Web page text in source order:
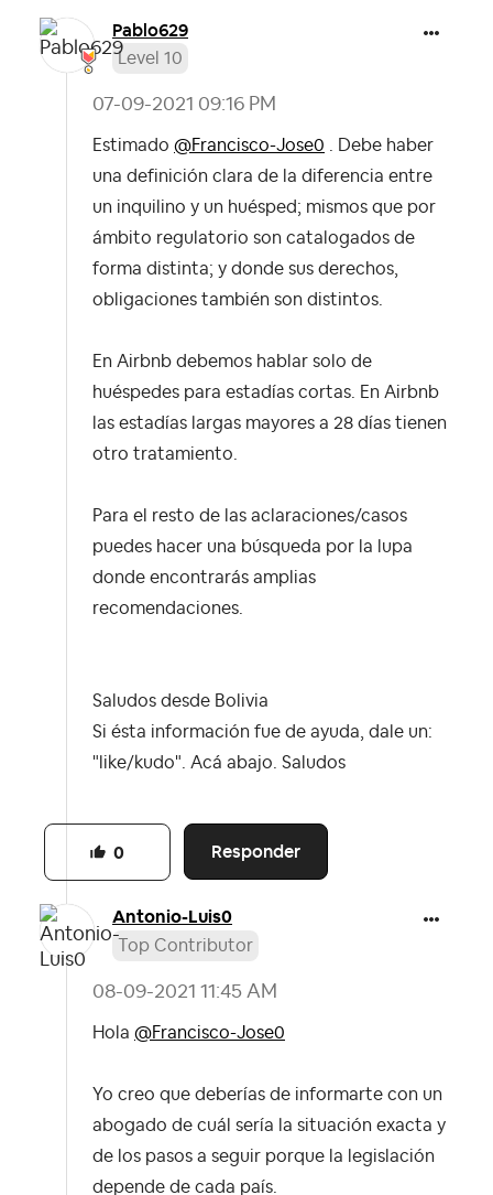
Pablo629
Level 10
‎07-09-2021 09:16 PM
Estimado @Francisco-Jose0 . Debe haber
una definición clara de la diferencia entre
un inquilino y un huésped; mismos que por
ámbito regulatorio son catalogados de
forma distinta; y donde sus derechos,
obligaciones también son distintos.
En Airbnb debemos hablar solo de
huéspedes para estadías cortas. En Airbnb
las estadías largas mayores a 28 días tienen
otro tratamiento.
Para el resto de las aclaraciones/casos
puedes hacer una búsqueda por la lupa
donde encontrarás amplias
recomendaciones.
Saludos desde Bolivia
Si ésta información fue de ayuda, dale un:
"like/kudo". Acá abajo. Saludos
Responder
0
Antonio-Luis0
Top Contributor
‎08-09-2021 11:45 AM
Hola @Francisco-Jose0
Yo creo que deberías de informarte con un
abogado de cuál sería la situación exacta y
de los pasos a seguir porque la legislación
depende de cada país.